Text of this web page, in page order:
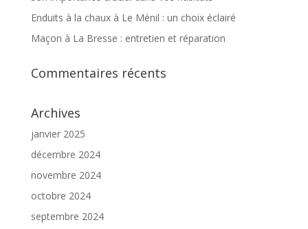
Enduits à la chaux à Le Ménil : un choix éclairé
Maçon à La Bresse : entretien et réparation
Commentaires récents
Archives
janvier 2025
décembre 2024
novembre 2024
octobre 2024
septembre 2024